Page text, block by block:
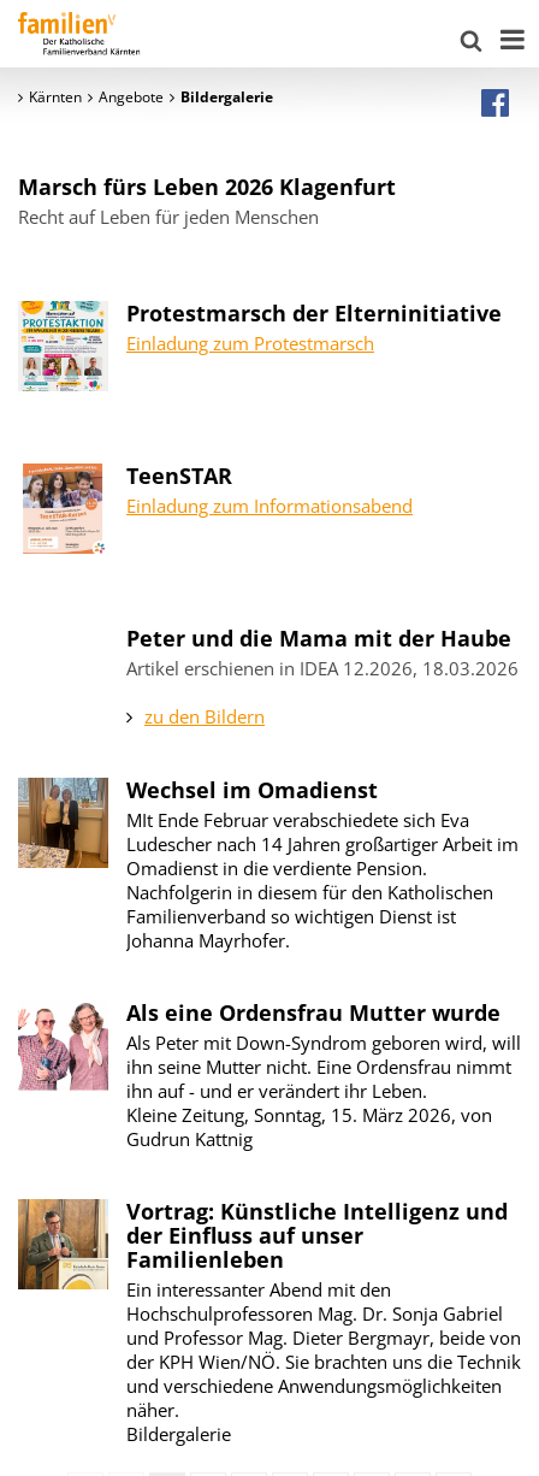
Kärnten Angebote Bildergalerie
Marsch fürs Leben 2026 Klagenfurt
Recht auf Leben für jeden Menschen
Protestmarsch der Elterninitiative
Einladung zum Protestmarsch
TeenSTAR
Einladung zum Informationsabend
Peter und die Mama mit der Haube
Artikel erschienen in IDEA 12.2026, 18.03.2026
zu den Bildern
Wechsel im Omadienst
MIt Ende Februar verabschiedete sich Eva
Ludescher nach 14 Jahren großartiger Arbeit im
Omadienst in die verdiente Pension.
Nachfolgerin in diesem für den Katholischen
Familienverband so wichtigen Dienst ist
Johanna Mayrhofer.
Als eine Ordensfrau Mutter wurde
Als Peter mit Down-Syndrom geboren wird, will
ihn seine Mutter nicht. Eine Ordensfrau nimmt
ihn auf - und er verändert ihr Leben.
Kleine Zeitung, Sonntag, 15. März 2026, von
Gudrun Kattnig
Vortrag: Künstliche Intelligenz und
der Einfluss auf unser
Familienleben
Ein interessanter Abend mit den
Hochschulprofessoren Mag. Dr. Sonja Gabriel
und Professor Mag. Dieter Bergmayr, beide von
der KPH Wien/NÖ. Sie brachten uns die Technik
und verschiedene Anwendungsmöglichkeiten
näher.
Bildergalerie